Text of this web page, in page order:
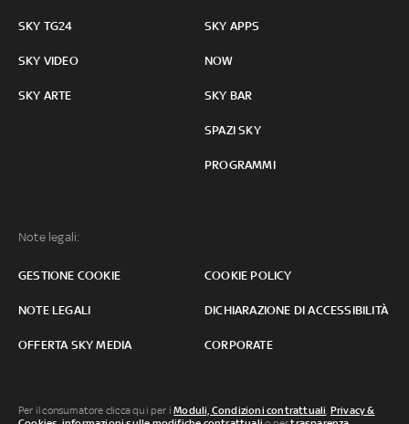
SKY TG24
SKY VIDEO
SKY ARTE
SKY APPS
NOW
SKY BAR
SPAZI SKY
PROGRAMMI
Note legali:
GESTIONE COOKIE COOKIE POLICY
NOTE LEGALI DICHIARAZIONE DI ACCESSIBILITÀ
OFFERTA SKY MEDIA CORPORATE
Per il consumatore clicca qui per iModuli, Condizioni contrattuali, Privacy &